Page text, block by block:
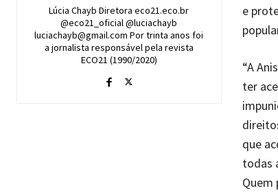
Lúcia Chayb Diretora eco21.eco.br
@eco21_oficial @luciachayb
luciachayb@gmail.com Por trinta anos foi
a jornalista responsável pela revista
ECO21 (1990/2020)
e
“A
ter
que
todas
Quem